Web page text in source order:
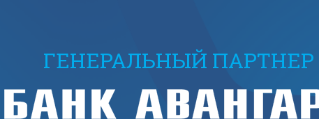
ГЕНЕРАЛЬНЫЙ ПАРТНЕР